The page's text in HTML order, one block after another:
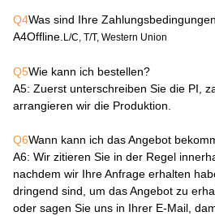
Q4Was sind Ihre
A4Offline. L/C, T/T, Western Union
Q5Wie kann ich bestellen?
A5: Zuerst unterschreiben Sie die PI,
arrangieren wir die Produktion.
Q6Wann kann ich das Angebot
A6: Wir zitieren Sie in der Regel
nachdem wir Ihre Anfrage erhalten
dringend sind, um das Angebot zu
oder sagen Sie uns in Ihrer E-Mail,